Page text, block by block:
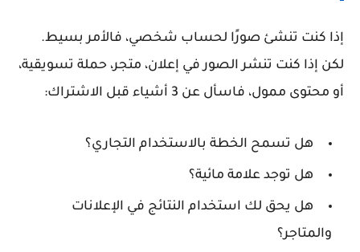
إذا كنت تنشئ صورًا لحساب شخصي، فالأمر بسيط.
لكن إذا كنت تنشر الصور في إعلان، متجر، حملة تسويقية،
أو محتوى ممول، فاسأل عن 3 أشياء قبل الاشتراك:
هل تسمح الخطة بالاستخدام التجاري؟
هل توجد علامة مائية؟
هل يحق لك استخدام النتائج في الإعلانات
والمتاجر؟